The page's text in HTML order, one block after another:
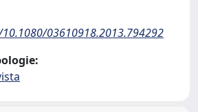
03610918.2013.794292